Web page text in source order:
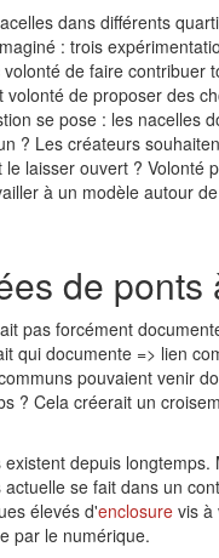
dans différents
: trois
de faire contribuer
volonté de proposer des
se pose : les nacelles
? Les créateurs
le laisser ouvert ? Volonté
à un modèle autour
de ponts
pas forcément
qui documente => lien
pouvaient venir
? Cela créerait un
existent depuis longtemps.
se fait dans un
élevés d'enclosure vis à
par le numérique.